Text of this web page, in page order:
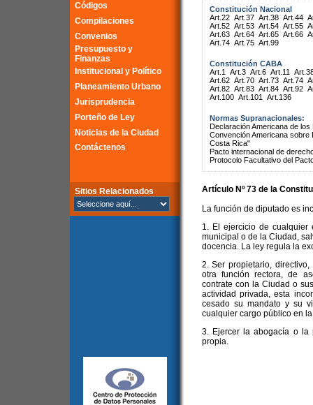
Códigos
Compilaciones
Convenios
Presupuesto y
Finanzas
Institucional y Político
Planeamiento Urbano
Jurisprudencia
Porteño de Ley
Noticias de la Ciudad
Contáctenos
Sitios Relacionados
Constitución Nacional
Art.22 Art.37 Art.38 Art.44
Art.52 Art.53 Art.54 Art.55
Art.63 Art.64 Art.65 Art.66
Art.74 Art.75 Art.99
Constitución CABA
Art.1
Art.3 Art.6 Art.11
Art.62 Art.70 Art.73 Art.74
Art.82 Art.83 Art.84 Art.92
Art.100 Art.101 Art.136
Normas Supranacionales:
Declaración Americana de
Convención Americana
Costa Rica"
Pacto internacional de
Protocolo Facultativo del
Artículo Nº 73 de la
La función de diputado es
1. El ejercicio de cualquier
municipal o de la Ciudad,
docencia. La ley regula la
2. Ser propietario,
otra función rectora, de
contrate con la Ciudad o
actividad privada, esta
cesado su mandato y su
cualquier cargo público en
3. Ejercer la abogacía o la
propia.